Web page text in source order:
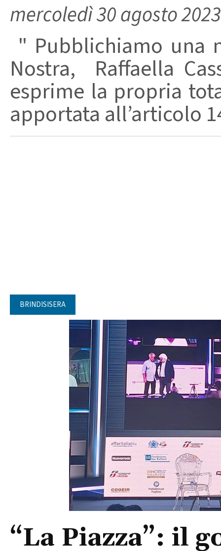
mercoledì 30 agosto 2023
" Pubblichiamo una
Nostra, Raffaella
esprime la propria
apportata all’articolo
BRINDISISERA
“La Piazza”: il